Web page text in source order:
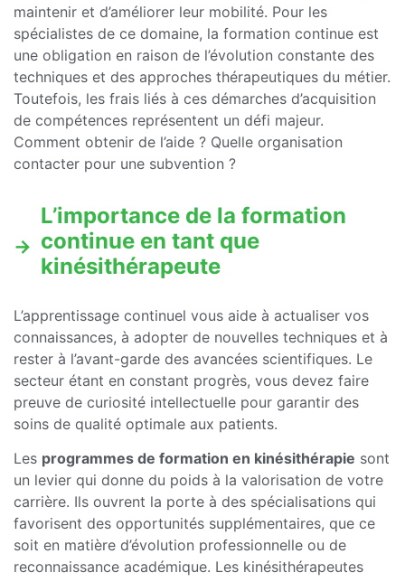
maintenir et d’améliorer leur mobilité. Pour les
spécialistes de ce domaine, la formation continue est
une obligation en raison de l’évolution constante des
techniques et des approches thérapeutiques du métier.
Toutefois, les frais liés à ces démarches d’acquisition
de compétences représentent un défi majeur.
Comment obtenir de l’aide ? Quelle organisation
contacter pour une subvention ?
L’importance de la formation
continue en tant que
kinésithérapeute
L’apprentissage continuel vous aide à actualiser vos
connaissances, à adopter de nouvelles techniques et à
rester à l’avant-garde des avancées scientifiques. Le
secteur étant en constant progrès, vous devez faire
preuve de curiosité intellectuelle pour garantir des
soins de qualité optimale aux patients.
Les programmes de formation en kinésithérapie sont
un levier qui donne du poids à la valorisation de votre
carrière. Ils ouvrent la porte à des spécialisations qui
favorisent des opportunités supplémentaires, que ce
soit en matière d’évolution professionnelle ou de
reconnaissance académique. Les kinésithérapeutes